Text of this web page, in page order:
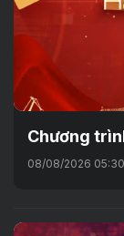
Chương
08/08/2026 05:30